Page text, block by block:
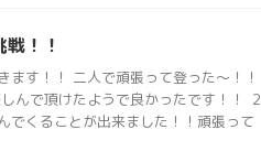
！！
ます！！ 二人で頑張って登った〜！！
んで頂けたようで良かったです！！ ２
でくることが出来ました！！頑張って